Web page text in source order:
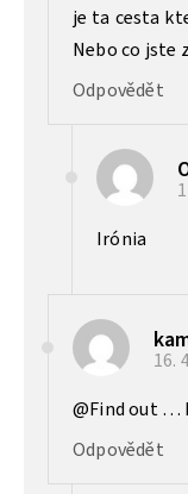
je ta cesta
Nebo co jste
Odpovědět
Irónia
16.
@Find out …
Odpovědět